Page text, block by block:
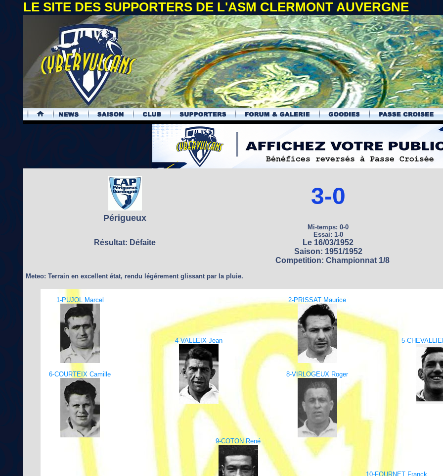
LE SITE DES SUPPORTERS DE L'ASM CLERMONT AUVERGNE
.
Périgueux
3-0
Mi-temps: 0-0
Essai: 1-0
Résultat: Défaite
Le 16/03/1952
Saison: 1951/1952
Competition: Championnat 1/8
Meteo: Terrain en excellent état, rendu légérement glissant par la pluie.
1-PUJOL Marcel 2-PRISSAT Maurice
4-VALLEIX Jean 5-
6-COURTEIX Camille 8-VIRLOGEUX Roger
9-COTON René
10-FOURNET Franck